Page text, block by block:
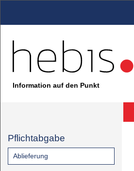
Information auf den Punkt
Pflichtabgabe
Ablieferung